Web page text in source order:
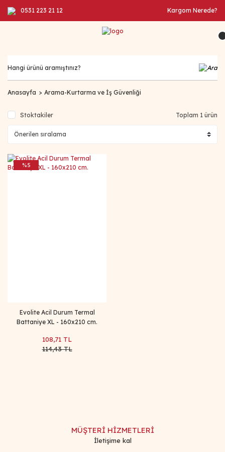
0531 223 21 12 Kargom Nerede?
Anasayfa Arama-Kurtarma ve İş Güvenliği
Stoktakiler Toplam 1 ürün
%5
Evolite Acil Durum Termal
Battaniye XL - 160x210 cm.
108,71 TL
114,43 TL
MÜŞTERİ HİZMETLERİ
İletişime kal